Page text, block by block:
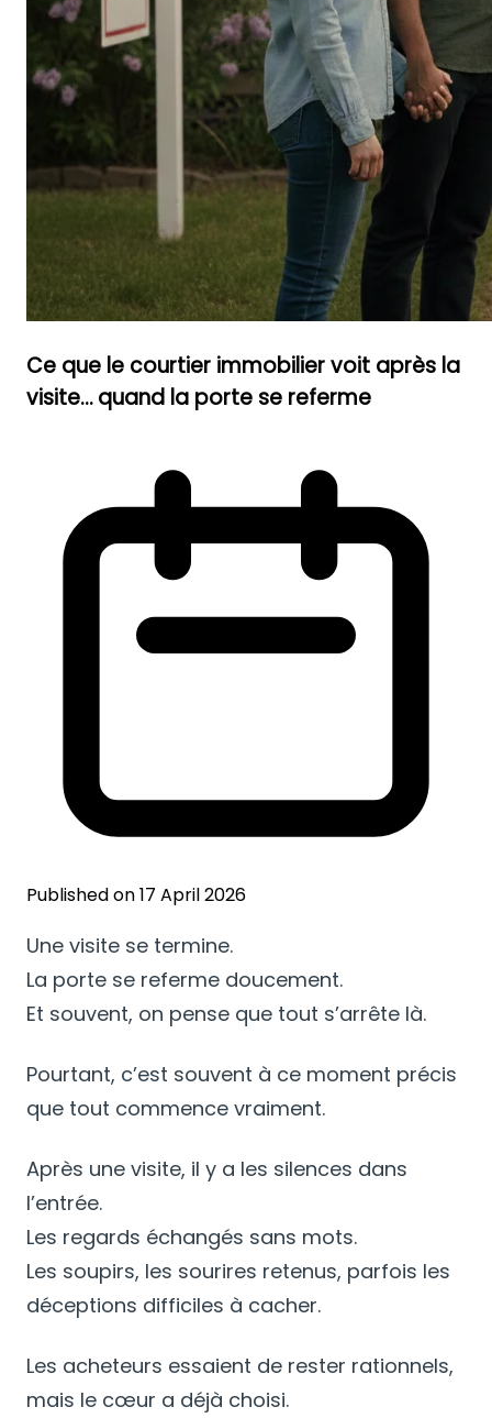
Ce que le courtier immobilier voit après la
visite… quand la porte se referme
Published on 17 April 2026
Une visite se termine.
La porte se referme doucement.
Et souvent, on pense que tout s’arrête là.
Pourtant, c’est souvent à ce moment précis
que tout commence vraiment.
Après une visite, il y a les silences dans
l’entrée.
Les regards échangés sans mots.
Les soupirs, les sourires retenus, parfois les
déceptions difficiles à cacher.
Les acheteurs essaient de rester rationnels,
mais le cœur a déjà choisi.